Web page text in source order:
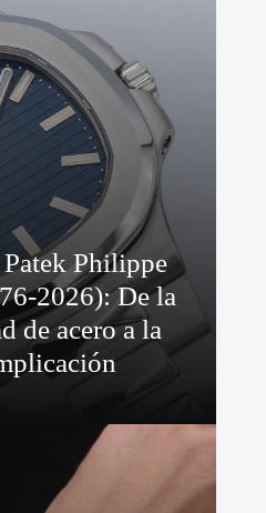
Philippe
2026): De la
de acero a la